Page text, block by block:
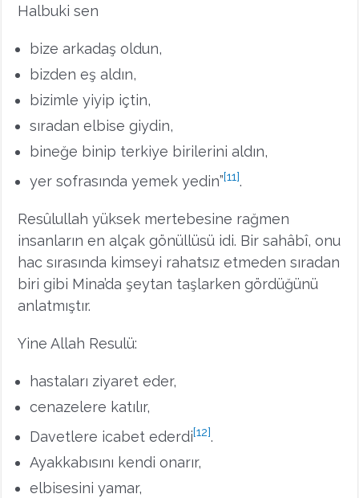
Halbuki sen
bize arkadaş oldun,
bizden eş aldın,
bizimle yiyip içtin,
sıradan elbise giydin,
bineğe binip terkiye birilerini aldın,
yer sofrasında yemek yedin”[11].
Resûlullah yüksek mertebesine rağmen
insanların en alçak gönüllüsü idi. Bir sahâbî, onu
hac sırasında kimseyi rahatsız etmeden sıradan
biri gibi Mina’da şeytan taşlarken gördüğünü
anlatmıştır.
Yine Allah Resulü:
hastaları ziyaret eder,
cenazelere katılır,
Davetlere icabet ederdi[12].
Ayakkabısını kendi onarır,
elbisesini yamar,